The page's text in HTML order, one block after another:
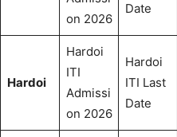
on 2026
Date
Hardoi
Hardoi
ITI
Admissi
on 2026
Hardoi
ITI Last
Date